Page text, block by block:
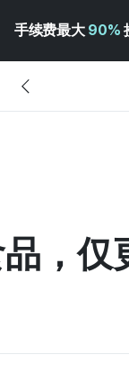
手续费最大 90%
，